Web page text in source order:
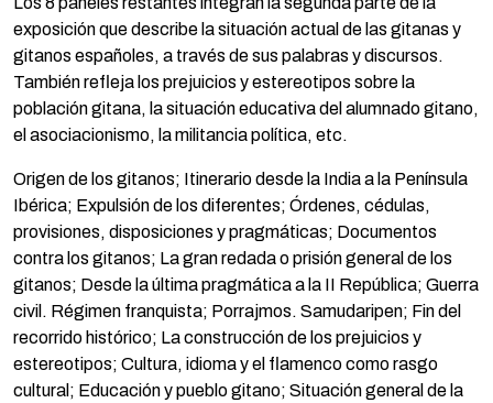
exposición que describe la situación actual de las gitanas y
gitanos españoles, a través de sus palabras y discursos.
También refleja los prejuicios y estereotipos sobre la
población gitana, la situación educativa del alumnado gitano,
el asociacionismo, la militancia política, etc.
Origen de los gitanos; Itinerario desde la India a la Península
Ibérica; Expulsión de los diferentes; Órdenes, cédulas,
provisiones, disposiciones y pragmáticas; Documentos
contra los gitanos; La gran redada o prisión general de los
gitanos; Desde la última pragmática a la II República; Guerra
civil. Régimen franquista; Porrajmos. Samudaripen; Fin del
recorrido histórico; La construcción de los prejuicios y
estereotipos; Cultura, idioma y el flamenco como rasgo
cultural; Educación y pueblo gitano; Situación general de la